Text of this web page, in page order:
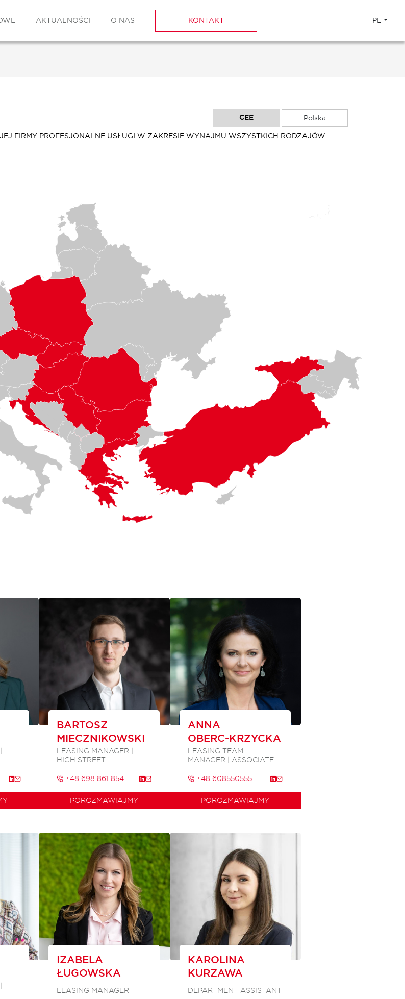
AKTUALNOŚCI O NAS KONTAKT PL
CEE Polska
FIRMY PROFESJONALNE USŁUGI W ZAKRESIE WYNAJMU WSZYSTKICH RODZAJÓW
BARTOSZ
MIECZNIKOWSKI
LEASING MANAGER |
HIGH STREET
+48 698 861 854
POROZMAWIAJMY
ANNA
OBERC-KRZYCKA
LEASING TEAM
MANAGER | ASSOCIATE
+48 608550555
POROZMAWIAJMY
IZABELA
ŁUGOWSKA
LEASING MANAGER
KAROLINA
KURZAWA
DEPARTMENT ASSISTANT